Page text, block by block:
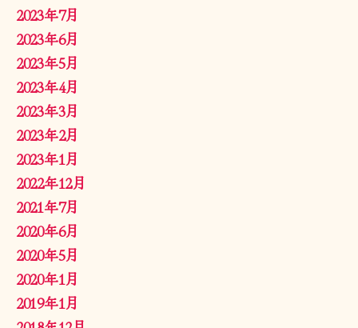
2023年7月
2023年6月
2023年5月
2023年4月
2023年3月
2023年2月
2023年1月
2022年12月
2021年7月
2020年6月
2020年5月
2020年1月
2019年1月